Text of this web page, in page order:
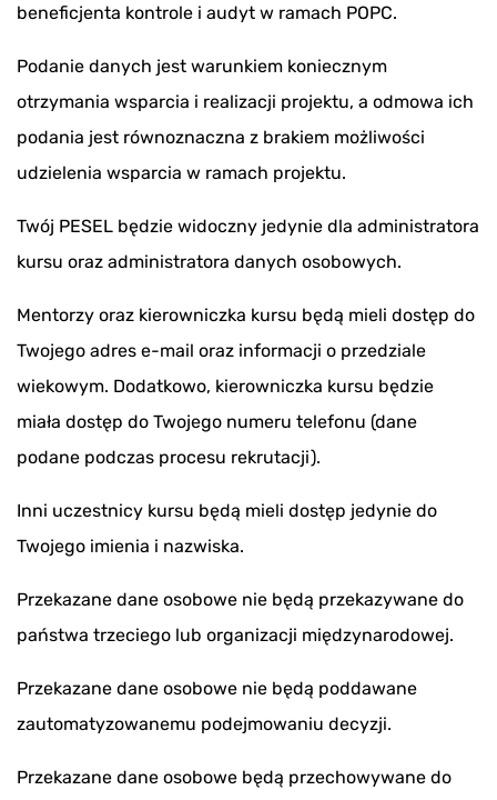
beneficjenta kontrole i audyt w ramach POPC.
Podanie danych jest warunkiem koniecznym
otrzymania wsparcia i realizacji projektu, a odmowa ich
podania jest równoznaczna z brakiem możliwości
udzielenia wsparcia w ramach projektu.
Twój PESEL będzie widoczny jedynie dla administratora
kursu oraz administratora danych osobowych.
Mentorzy oraz kierowniczka kursu będą mieli dostęp do
Twojego adres e-mail oraz informacji o przedziale
wiekowym. Dodatkowo, kierowniczka kursu będzie
miała dostęp do Twojego numeru telefonu (dane
podane podczas procesu rekrutacji).
Inni uczestnicy kursu będą mieli dostęp jedynie do
Twojego imienia i nazwiska.
Przekazane dane osobowe nie będą przekazywane do
państwa trzeciego lub organizacji międzynarodowej.
Przekazane dane osobowe nie będą poddawane
zautomatyzowanemu podejmowaniu decyzji.
Przekazane dane osobowe będą przechowywane do